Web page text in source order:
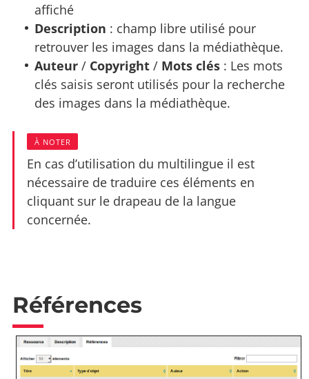
affiché
Description : champ libre utilisé pour
retrouver les images dans la médiathèque.
Auteur / Copyright / Mots clés : Les mots
clés saisis seront utilisés pour la recherche
des images dans la médiathèque.
À NOTER
En cas d’utilisation du multilingue il est
nécessaire de traduire ces éléments en
cliquant sur le drapeau de la langue
concernée.
Références